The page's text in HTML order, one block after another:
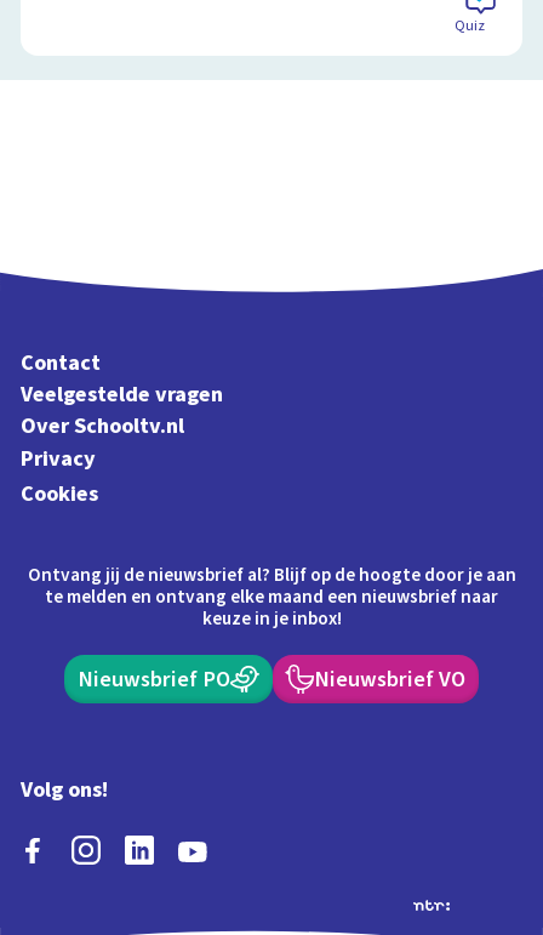
Schoolplaat
Quiz
Contact
Veelgestelde vragen
Over Schooltv.nl
Privacy
Cookies
Ontvang jij de nieuwsbrief al? Blijf op de hoogte door je aan
te melden en ontvang elke maand een nieuwsbrief naar
keuze in je inbox!
Nieuwsbrief PO Nieuwsbrief VO
Volg ons!